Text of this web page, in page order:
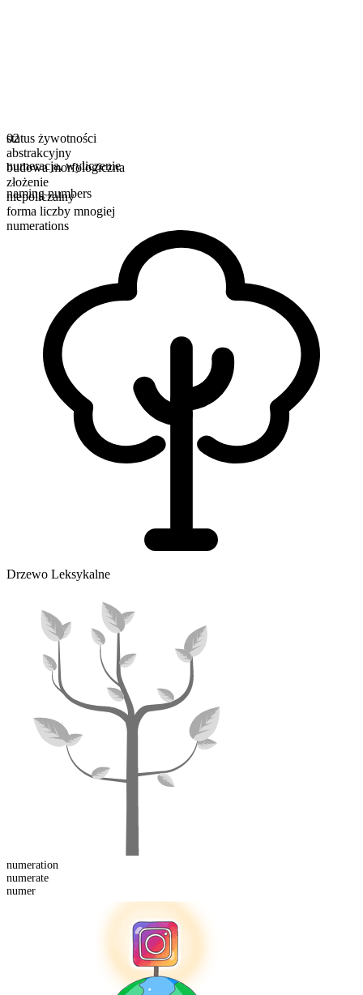
status żywotności
abstrakcyjny
budowa morfologiczna
złożenie
niepoliczalny
forma liczby mnogiej
numerations
02
numeracja,wyliczenie
naming numbers
Drzewo Leksykalne
numeration
numerate
numer